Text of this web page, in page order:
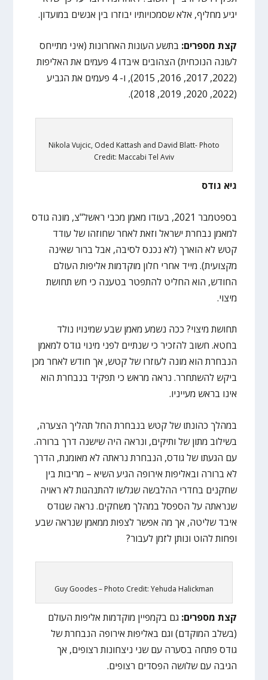
יגיע מחליף, אלא שסמכויותיו יבוזרו בין אנשים במועדון.
קצת מספרים: בתשע העונות האחרונות (איני מתייחס
לעונה הנוכחית) הצהובים איבדו 4 פעמים את האליפות
(2022, 2017, 2016, 2015), ו- 4 פעמים את הגביע
(2022, 2020, 2019, 2018).
Nikola Vujcic, Oded Kattash and David Blatt- Photo
Credit: Maccabi Tel Aviv
גיא גודס
בספטמבר 2021, בעודו מאמן מכבי ראשל"צ, מונה גודס
למאמן נבחרת ישראל וזאת לאחר שחוזהו של עודד
קטש לא הוארך (לא נכנס לסיבה, אבל ברור שאינה
מקצועית). מייד אחרי חלון מוקדמות אליפות העולם
החודש, הוא החליט להתפטר בטענה כי חש תחושת
מיצוי.
תחושת מיצוי? ככה נשמע מאמן שבע שמינויו נולד
בחטא. חשוב להזכיר כי שנתיים לפני מינוי גודס למאמן
הנבחרת הוא מונה לעוזרו של קטש, אך חודש לאחר מכן
ביקש להשתחרר. נראה מראש כי תפקיד בנבחרת הוא
אינו בראש מעייניו.
במהלך כהונתו של קטש בנבחרת החל תהליך הצערה,
בשילוב מתון של ותיקים, ונראה היה שישנה דרך ברורה.
עם הגעתו של גודס, הנבחרת נראתה לא מאומנת, הדרך
לא ברורה ובאליפות אירופה הגיע השיא – מריבות בין
שחקנים בחדרי ההלבשה שגלשו להתנהגות לא ראויה
שנראתה על הספסל במהלך משחקים. נראה שגודס
איבד שליטה, אך מה אפשר לצפות ממאמן שנראה שבע
ופחות להוט ונותן לזמן לעבור?
Guy Goodes – Photo Credit: Yehuda Halickman
קצת מספרים: גם בקמפיין מוקדמות אליפות העולם
(בשלב המוקדם) וגם באליפות אירופה הנבחרת של
גודס פתחה בסערה עם שני ניצחונות רצופים, אך
הגיבה עם שלושה הפסדים רצופים.